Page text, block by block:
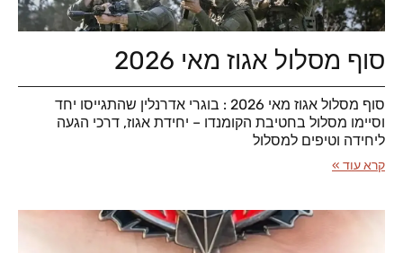
סוף מסלול אגוז מאי 2026
סוף מסלול אגוז מאי 2026 : בוגרי אדרנלין שהתגייסו יחד
וסיימו מסלול בחטיבת הקומנדו – יחידת אגוז, דרכי הגעה
ליחידה וטיפים למסלול
קרא עוד »